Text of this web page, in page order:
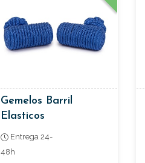
Gemelos Barril
Elasticos
Entrega 24-
48h